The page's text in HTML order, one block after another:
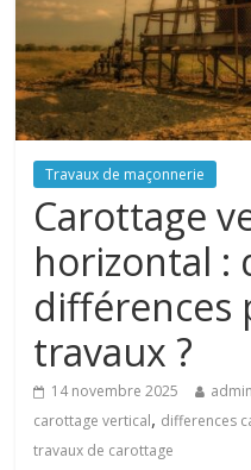
Travaux de maçonnerie
Carottage
horizontal :
différences
travaux ?
14 novembre 2025
carottage vertical, differences
travaux de carottage